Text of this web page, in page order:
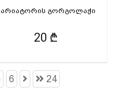
გორგოლაჭი
20 ₾
6 24